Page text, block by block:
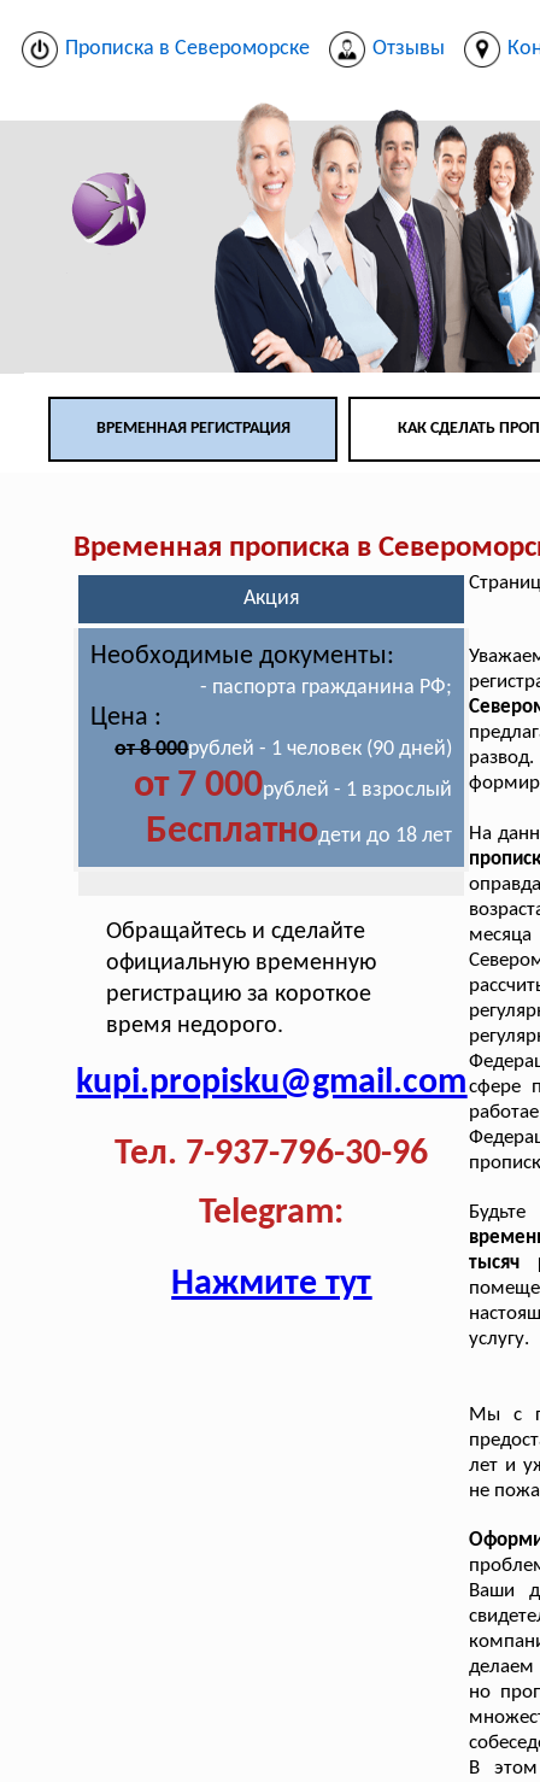
Прописка в Североморске Отзывы
ВРЕМЕННАЯ РЕГИСТРАЦИЯ КАК СДЕЛАТЬ
Временная прописка в
Акция
Необходимые документы:
- паспорта гражданина РФ;
Цена :
от 8 000рублей - 1 человек (90 дней)
от 7 000рублей - 1 взрослый
Бесплатнодети до 18 лет
Обращайтесь и сделайте
официальную временную
регистрацию за короткое
время недорого.
kupi.propisku@gmail.com
Тел. 7-937-796-30-96
Telegram:
Нажмите тут
На
сфере
тысяч
услугу.
Мы с
лет и
не
Ваши
делаем
но
В